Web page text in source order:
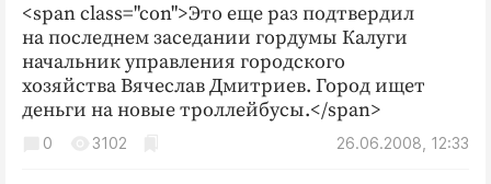
Блоги
Издания
Медиаперсона
Интересное чтиво
<span class="con">Это еще раз подтвердил
на последнем заседании гордумы Калуги
начальник управления городского
хозяйства Вячеслав Дмитриев. Город ищет
деньги на новые троллейбусы.</span>
26.06.2008, 12:33
0 3102